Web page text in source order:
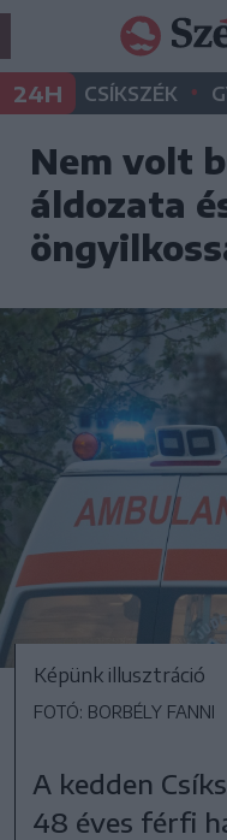
24H CSÍKSZÉK •
Nem volt
áldozata
Képünk illusztráció
FOTÓ: BORBÉLY FANNI
A kedden
48 éves férfi